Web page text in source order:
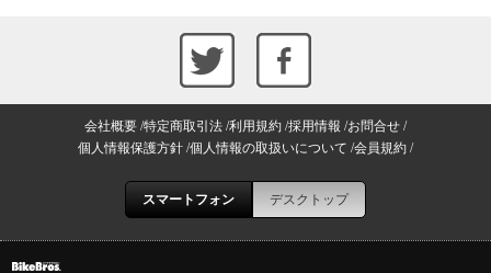
会社概要 特定商取引法 利用規約 採用情報 お問合せ
個人情報保護方針 個人情報の取扱いについて 会員規約
スマートフォン デスクトップ